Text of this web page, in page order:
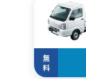
無
料